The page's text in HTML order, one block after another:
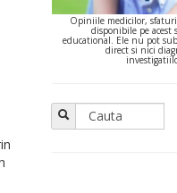
Opiniile medicilor,
disponibile pe acest
educational. Ele nu pot
direct si nici